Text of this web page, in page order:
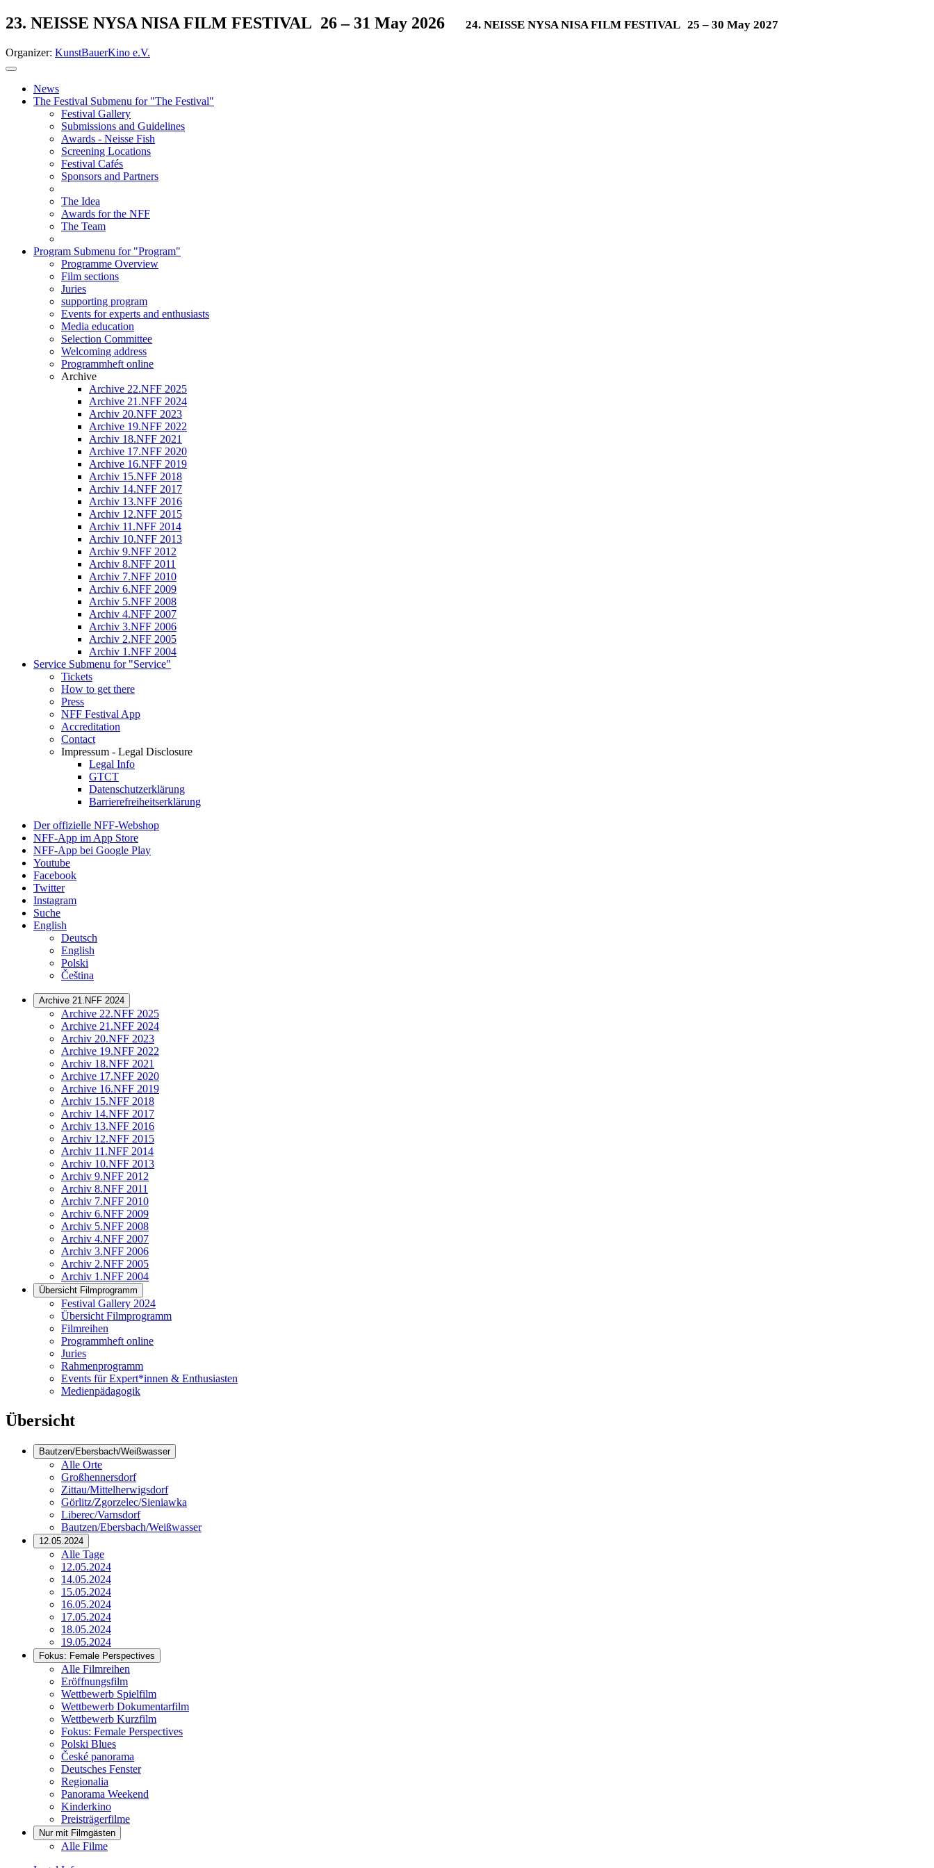
23. NEISSE NYSA NISA FILM FESTIVAL 26 – 31 May 2026 24. NEISSE NYSA NISA FILM FESTIVAL 25 – 30 May 2027
Organizer: KunstBauerKino e.V.
News
The Festival Submenu for "The Festival"
Festival Gallery
Submissions and Guidelines
Awards - Neisse Fish
Screening Locations
Festival Cafés
Sponsors and Partners
The Idea
Awards for the NFF
The Team
Program Submenu for "Program"
Programme Overview
Film sections
Juries
supporting program
Events for experts and enthusiasts
Media education
Selection Committee
Welcoming address
Programmheft online
Archive
Archive 22.NFF 2025
Archive 21.NFF 2024
Archiv 20.NFF 2023
Archive 19.NFF 2022
Archiv 18.NFF 2021
Archive 17.NFF 2020
Archive 16.NFF 2019
Archiv 15.NFF 2018
Archiv 14.NFF 2017
Archiv 13.NFF 2016
Archiv 12.NFF 2015
Archiv 11.NFF 2014
Archiv 10.NFF 2013
Archiv 9.NFF 2012
Archiv 8.NFF 2011
Archiv 7.NFF 2010
Archiv 6.NFF 2009
Archiv 5.NFF 2008
Archiv 4.NFF 2007
Archiv 3.NFF 2006
Archiv 2.NFF 2005
Archiv 1.NFF 2004
Service Submenu for "Service"
Tickets
How to get there
Press
NFF Festival App
Accreditation
Contact
Impressum - Legal Disclosure
Legal Info
GTCT
Datenschutzerklärung
Barrierefreiheitserklärung
Der offizielle NFF-Webshop
NFF-App im App Store
NFF-App bei Google Play
Youtube
Facebook
Twitter
Instagram
Suche
English
Deutsch
English
Polski
Čeština
Archive 21.NFF 2024
Archive 22.NFF 2025
Archive 21.NFF 2024
Archiv 20.NFF 2023
Archive 19.NFF 2022
Archiv 18.NFF 2021
Archive 17.NFF 2020
Archive 16.NFF 2019
Archiv 15.NFF 2018
Archiv 14.NFF 2017
Archiv 13.NFF 2016
Archiv 12.NFF 2015
Archiv 11.NFF 2014
Archiv 10.NFF 2013
Archiv 9.NFF 2012
Archiv 8.NFF 2011
Archiv 7.NFF 2010
Archiv 6.NFF 2009
Archiv 5.NFF 2008
Archiv 4.NFF 2007
Archiv 3.NFF 2006
Archiv 2.NFF 2005
Archiv 1.NFF 2004
Übersicht Filmprogramm
Festival Gallery 2024
Übersicht Filmprogramm
Filmreihen
Programmheft online
Juries
Rahmenprogramm
Events für Expert*innen & Enthusiasten
Medienpädagogik
Übersicht
Bautzen/Ebersbach/Weißwasser
Alle Orte
Großhennersdorf
Zittau/Mittelherwigsdorf
Görlitz/Zgorzelec/Sieniawka
Liberec/Varnsdorf
Bautzen/Ebersbach/Weißwasser
12.05.2024
Alle Tage
12.05.2024
14.05.2024
15.05.2024
16.05.2024
17.05.2024
18.05.2024
19.05.2024
Fokus: Female Perspectives
Alle Filmreihen
Eröffnungsfilm
Wettbewerb Spielfilm
Wettbewerb Dokumentarfilm
Wettbewerb Kurzfilm
Fokus: Female Perspectives
Polski Blues
České panorama
Deutsches Fenster
Regionalia
Panorama Weekend
Kinderkino
Preisträgerfilme
Nur mit Filmgästen
Alle Filme